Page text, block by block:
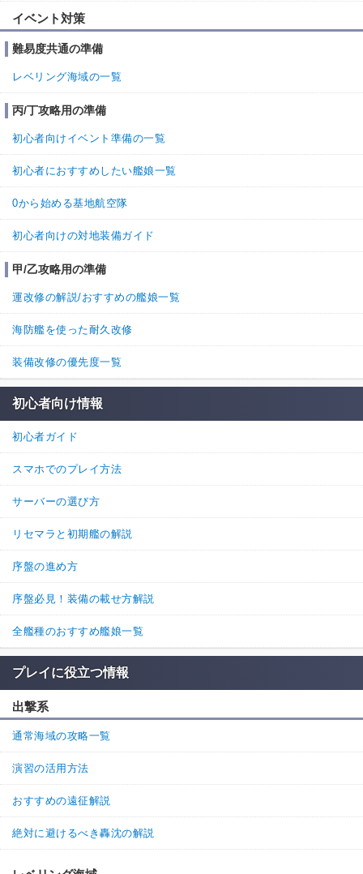
初霜改二も大発つめました
9. 名無しさん
白露は積めないと思います
返信(0) 1 0
8. 名無しさん
有明改も大発を装備できます
返信(0) 8 0
7. 名無しさん
>>2
特二式なら載るけどややこしいよね
神州丸も装備できますねぇ
返信(0)
>>4
と思ったら改にしてましたすみません
返信(0) 11 3
4. 名無しさん
ちなみに三日月改にしなくても装備出来ました
他にもそういう艦いるのかな？
返信(0)
イベント対策
難易度共通の準備
レベリング海域の一覧
丙/丁攻略用の準備
初心者向けイベント準備の一覧
初心者におすすめしたい艦娘一覧
0から始める基地航空隊
初心者向けの対地装備ガイド
甲/乙攻略用の準備
運改修の解説/おすすめの艦娘一覧
海防艦を使った耐久改修
装備改修の優先度一覧
初心者向け情報
初心者ガイド
スマホでのプレイ方法
サーバーの選び方
リセマラと初期艦の解説
序盤の進め方
序盤必見！装備の載せ方解説
全艦種のおすすめ艦娘一覧
プレイに役立つ情報
出撃系
通常海域の攻略一覧
演習の活用方法
おすすめの遠征解説
絶対に避けるべき轟沈の解説